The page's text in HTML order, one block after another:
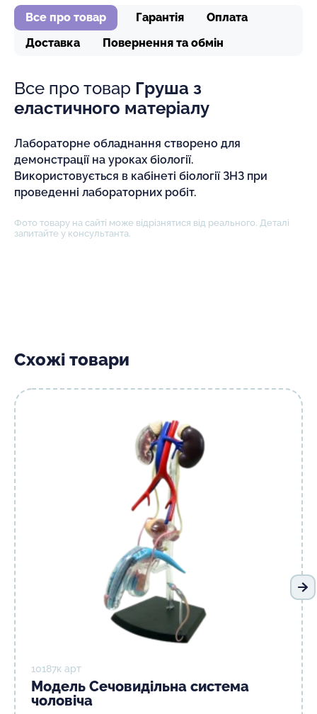
Все про товар Гарантія
Оплата
Доставка
Повернення та обмін
Все про товар Груша з
еластичного матеріалу
Лабораторне обладнання створено для
демонстрації на уроках біології.
Використовується в кабінеті біології ЗНЗ при
проведенні лабораторних робіт.
Фото товару на сайті може відрізнятися від реального. Деталі
запитайте у консультанта.
Схожі товари
10187к арт
Модель Сечовидільна система
чоловіча